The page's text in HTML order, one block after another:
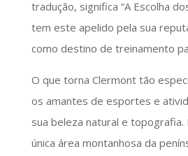
tradução, significa “A Escolha
tem este apelido pela sua
como destino de treinamento
O que torna Clermont tão
os amantes de esportes e
sua beleza natural e topografia.
única área montanhosa da